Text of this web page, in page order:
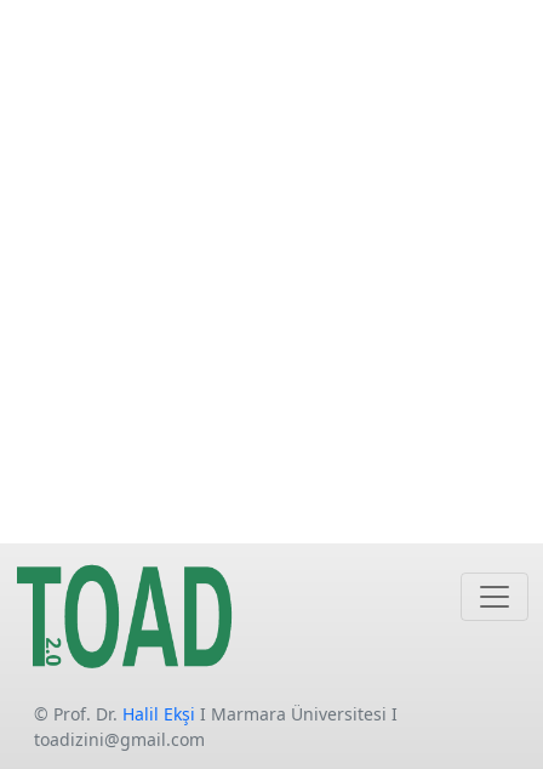
© Prof. Dr. Halil Ekşi I Marmara Üniversitesi I
toadizini@gmail.com